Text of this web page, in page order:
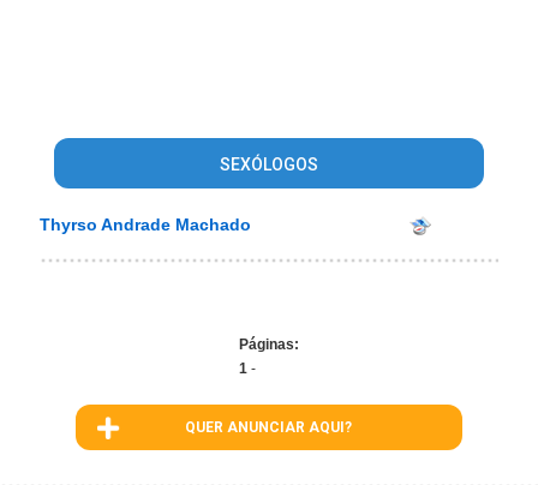
SEXÓLOGOS
Thyrso Andrade Machado
Páginas:
1 -
QUER ANUNCIAR AQUI?